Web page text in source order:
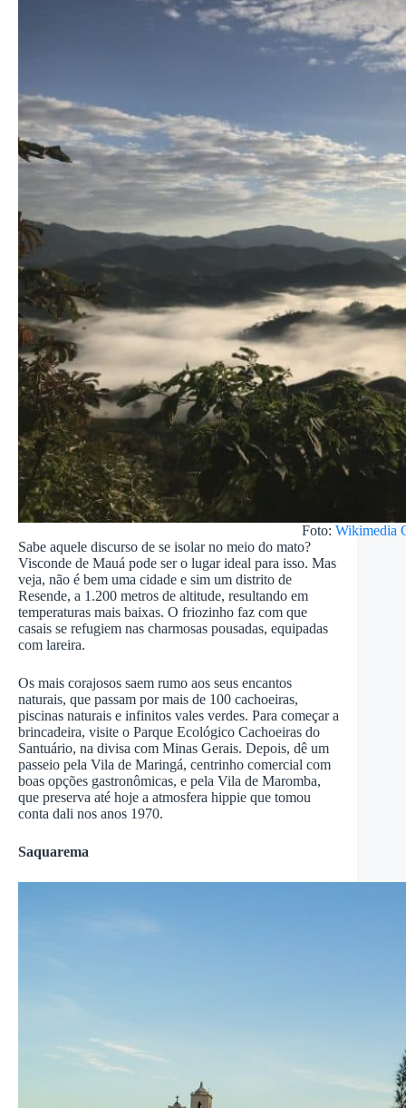
Foto: Wikimedia
Sabe aquele discurso de se isolar no meio do mato?
Visconde de Mauá pode ser o lugar ideal para isso. Mas
veja, não é bem uma cidade e sim um distrito de
Resende, a 1.200 metros de altitude, resultando em
temperaturas mais baixas. O friozinho faz com que
casais se refugiem nas charmosas pousadas, equipadas
com lareira.
Os mais corajosos saem rumo aos seus encantos
naturais, que passam por mais de 100 cachoeiras,
piscinas naturais e infinitos vales verdes. Para começar a
brincadeira, visite o Parque Ecológico Cachoeiras do
Santuário, na divisa com Minas Gerais. Depois, dê um
passeio pela Vila de Maringá, centrinho comercial com
boas opções gastronômicas, e pela Vila de Maromba,
que preserva até hoje a atmosfera hippie que tomou
conta dali nos anos 1970.
Saquarema